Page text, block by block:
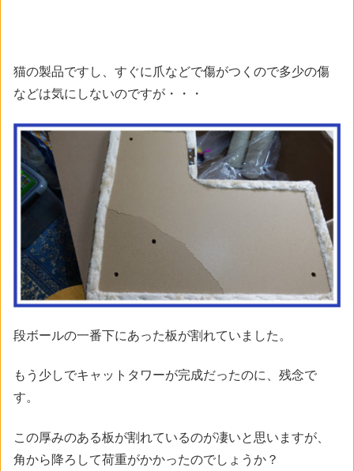
猫の製品ですし、すぐに爪などで傷がつくので多少の傷
などは気にしないのですが・・・
段ボールの一番下にあった板が割れていました。
もう少しでキャットタワーが完成だったのに、残念で
す。
この厚みのある板が割れているのが凄いと思いますが、
角から降ろして荷重がかかったのでしょうか？